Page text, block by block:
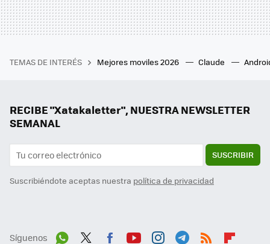
TEMAS DE INTERÉS Mejores moviles 2026 Claude
RECIBE "Xatakaletter", NUESTRA NEWSLETTER
SEMANAL
SUSCRIBIR
Suscribiéndote aceptas nuestra política de privacidad
Síguenos